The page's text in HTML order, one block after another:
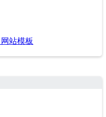
站模板